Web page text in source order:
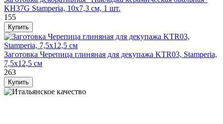
KH37G Stamperia, 10х7,3 см, 1 шт.
155
Заготовка Черепица глиняная для декупажа KTR03, Stamperia,
7,5х12,5 см
263